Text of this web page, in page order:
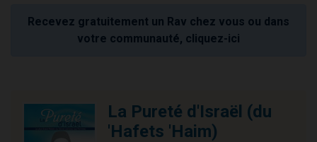
Recevez gratuitement un Rav chez vous ou dans
votre communauté, cliquez-ici
La Pureté d'Israël (du
'Hafets 'Haim)